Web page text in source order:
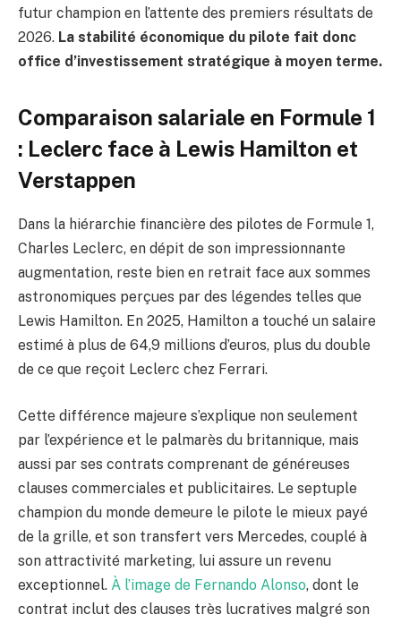
futur champion en l’attente des premiers résultats de
2026. La stabilité économique du pilote fait donc
office d’investissement stratégique à moyen terme.
Comparaison salariale en Formule 1
: Leclerc face à Lewis Hamilton et
Verstappen
Dans la hiérarchie financière des pilotes de Formule 1,
Charles Leclerc, en dépit de son impressionnante
augmentation, reste bien en retrait face aux sommes
astronomiques perçues par des légendes telles que
Lewis Hamilton. En 2025, Hamilton a touché un salaire
estimé à plus de 64,9 millions d’euros, plus du double
de ce que reçoit Leclerc chez Ferrari.
Cette différence majeure s’explique non seulement
par l’expérience et le palmarès du britannique, mais
aussi par ses contrats comprenant de généreuses
clauses commerciales et publicitaires. Le septuple
champion du monde demeure le pilote le mieux payé
de la grille, et son transfert vers Mercedes, couplé à
son attractivité marketing, lui assure un revenu
exceptionnel. À l’image de Fernando Alonso, dont le
contrat inclut des clauses très lucratives malgré son